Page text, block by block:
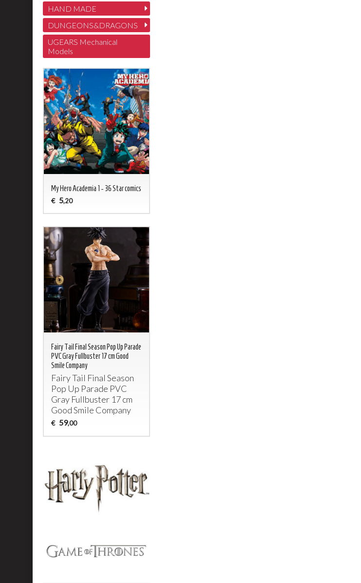
HAND MADE
DUNGEONS&DRAGONS
UGEARS Mechanical
Models
My Hero Academia 1 - 36 Star comics
€ 5,20
Fairy Tail Final Season Pop Up Parade
PVC Gray Fullbuster 17 cm Good
Smile Company
Fairy Tail Final Season
Pop Up Parade PVC
Gray Fullbuster 17 cm
Good Smile Company
€ 59,00